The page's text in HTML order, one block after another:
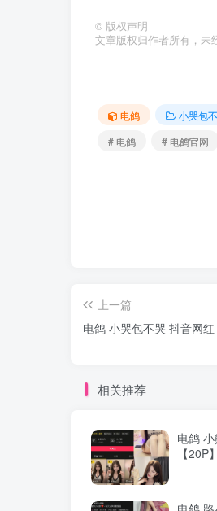
© 版权声明
文章版权归作者所有，未
电鸽 小哭包
# 电鸽
# 电鸽官网
上一篇
电鸽 小哭包不哭 抖音网
相关推荐
电鸽
【20P